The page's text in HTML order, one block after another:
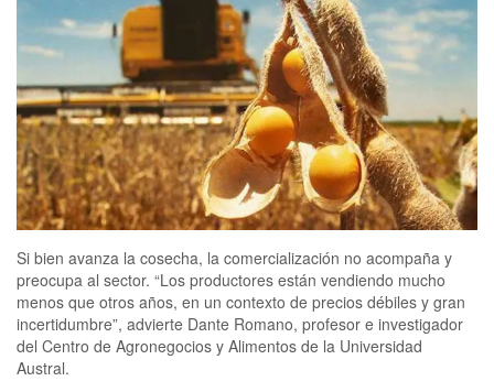
Si bien avanza la cosecha, la comercialización no acompaña y
preocupa al sector. “Los productores están vendiendo mucho
menos que otros años, en un contexto de precios débiles y gran
incertidumbre”, advierte Dante Romano, profesor e investigador
del Centro de Agronegocios y Alimentos de la Universidad
Austral.